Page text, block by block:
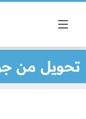
تحويل من